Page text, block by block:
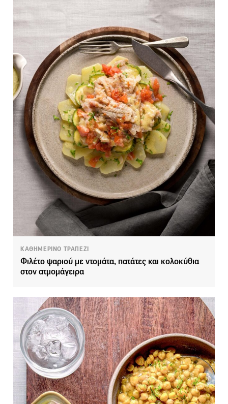
ΚΑΘΗΜΕΡΙΝΟ ΤΡΑΠΕΖΙ
Φιλέτο ψαριού με ντομάτα, πατάτες και κολοκύθια
στον ατμομάγειρα